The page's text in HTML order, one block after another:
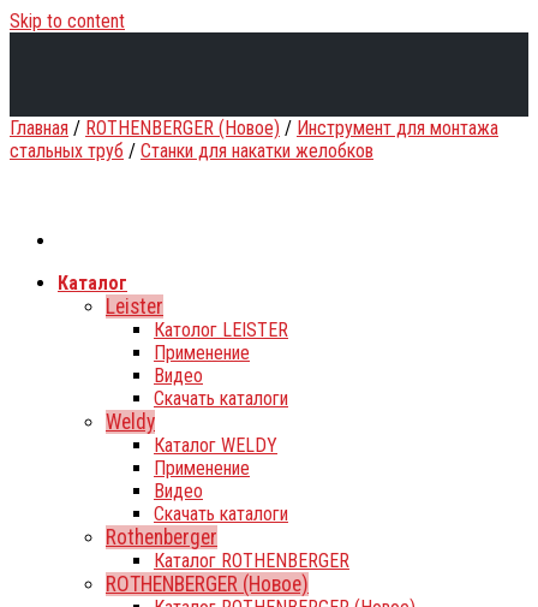
Skip to content
Каталог
Leister
Католог LEISTER
Применение
Видео
Скачать каталоги
Weldy
Каталог WELDY
Применение
Видео
Скачать каталоги
Rothenberger
Каталог ROTHENBERGER
ROTHENBERGER (Новое)
Главная / ROTHENBERGER (Новое) / Инструмент для монтажа
стальных труб / Станки для накатки желобков